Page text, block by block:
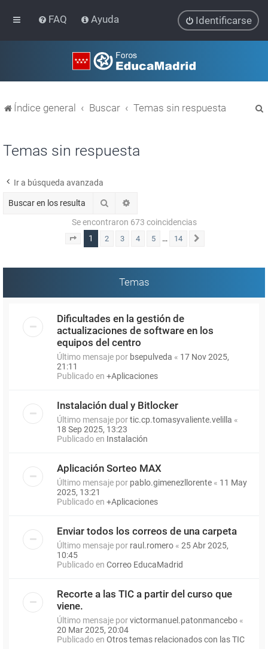
FAQ Ayuda Identificarse
Índice general Buscar Temas sin respuesta
Temas sin respuesta
Ir a búsqueda avanzada
Buscar
Se encontraron 673 coincidencias
Página 1de 14
1 2 3 4 5 … 14
Temas
Dificultades en la gestión de
actualizaciones de software en los
equipos del centro
Último mensaje por bsepulveda « 17 Nov 2025,
21:11
Publicado en +Aplicaciones
Instalación dual y Bitlocker
Último mensaje portic.cp.tomasyvaliente.velilla «
18 Sep 2025, 13:23
Publicado en Instalación
Aplicación Sorteo MAX
Último mensaje por pablo.gimenezllorente « 11 May
2025, 13:21
Publicado en +Aplicaciones
Enviar todos los correos de una carpeta
Último mensaje por raul.romero « 25 Abr 2025,
10:45
Publicado en Correo EducaMadrid
Recorte a las TIC a partir del curso que
viene.
Último mensaje porvictormanuel.patonmancebo «
20 Mar 2025, 20:04
Publicado en Otros temas relacionados con las TIC